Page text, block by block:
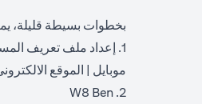
بخطوات بسيطة قليلة،
1. إعداد ملف تعريف المستثمر
موبايل | الموقع
2. W8 Ben